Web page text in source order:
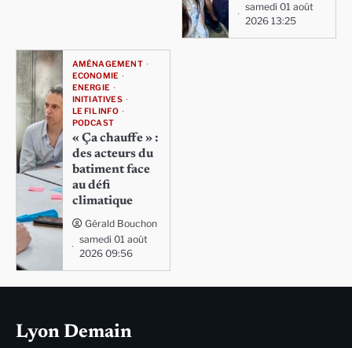
samedi 01 août
2026 13:25
AMÉNAGEMENT
ECONOMIE
ENERGIE
INITIATIVES
LE FIL INFO
PODCAST
« Ça chauffe » :
des acteurs du
batiment face
au défi
climatique
Gérald Bouchon
samedi 01 août
2026 09:56
Lyon Demain